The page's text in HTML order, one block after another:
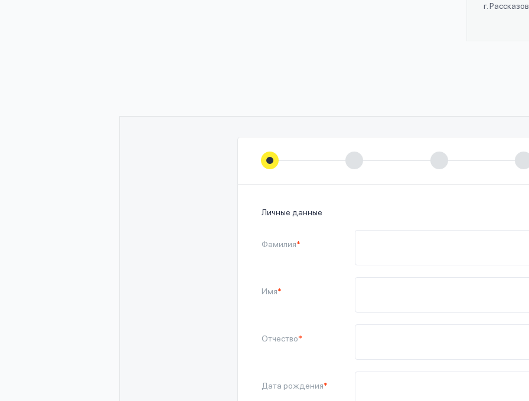
г.
Личные данные
Фамилия*
Имя*
Отчество*
Дата рождения*